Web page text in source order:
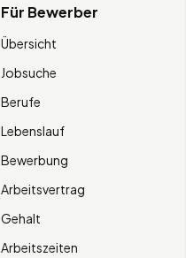
Für Bewerber
Übersicht
Jobsuche
Berufe
Lebenslauf
Bewerbung
Arbeitsvertrag
Gehalt
Arbeitszeiten